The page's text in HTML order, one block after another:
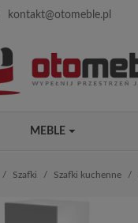
kontakt@otomeble.pl
MEBLE
Szafki Szafki kuchenne